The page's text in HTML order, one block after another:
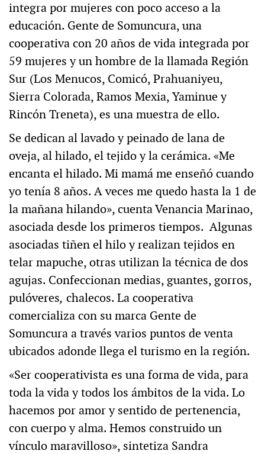
integra por mujeres con poco acceso a la
educación. Gente de Somuncura, una
cooperativa con 20 años de vida integrada por
59 mujeres y un hombre de la llamada Región
Sur (Los Menucos, Comicó, Prahuaniyeu,
Sierra Colorada, Ramos Mexia, Yaminue y
Rincón Treneta), es una muestra de ello.
Se dedican al lavado y peinado de lana de
oveja, al hilado, el tejido y la cerámica. «Me
encanta el hilado. Mi mamá me enseñó cuando
yo tenía 8 años. A veces me quedo hasta la 1 de
la mañana hilando», cuenta Venancia Marinao,
asociada desde los primeros tiempos. Algunas
asociadas tiñen el hilo y realizan tejidos en
telar mapuche, otras utilizan la técnica de dos
agujas. Confeccionan medias, guantes, gorros,
pulóveres, chalecos. La cooperativa
comercializa con su marca Gente de
Somuncura a través varios puntos de venta
ubicados adonde llega el turismo en la región.
«Ser cooperativista es una forma de vida, para
toda la vida y todos los ámbitos de la vida. Lo
hacemos por amor y sentido de pertenencia,
con cuerpo y alma. Hemos construido un
vínculo maravilloso», sintetiza Sandra